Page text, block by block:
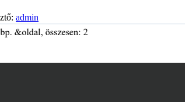
admin